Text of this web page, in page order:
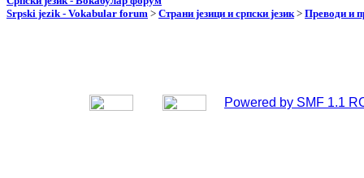
Srpski jezik - Vokabular forum > Страни језици и српски језик> Преводи и
Powered by SMF 1.1